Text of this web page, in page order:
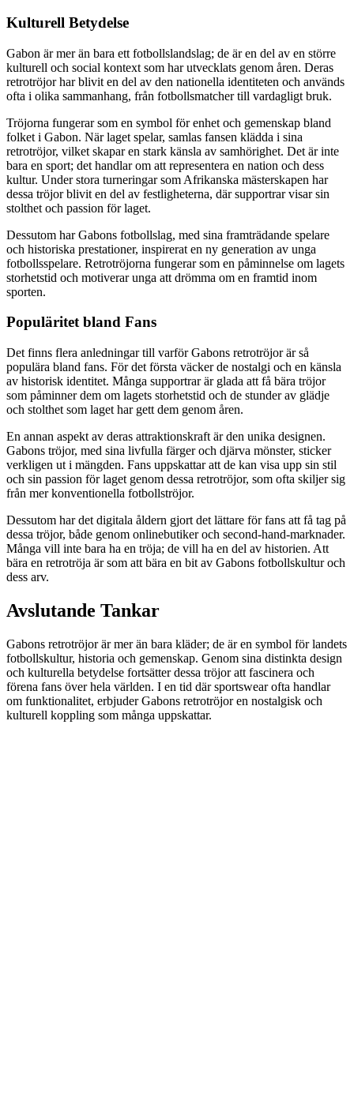
Kulturell Betydelse
Gabon är mer än bara ett fotbollslandslag; de är en del av en större
kulturell och social kontext som har utvecklats genom åren. Deras
retrotröjor har blivit en del av den nationella identiteten och används
ofta i olika sammanhang, från fotbollsmatcher till vardagligt bruk.
Tröjorna fungerar som en symbol för enhet och gemenskap bland
folket i Gabon. När laget spelar, samlas fansen klädda i sina
retrotröjor, vilket skapar en stark känsla av samhörighet. Det är inte
bara en sport; det handlar om att representera en nation och dess
kultur. Under stora turneringar som Afrikanska mästerskapen har
dessa tröjor blivit en del av festligheterna, där supportrar visar sin
stolthet och passion för laget.
Dessutom har Gabons fotbollslag, med sina framträdande spelare
och historiska prestationer, inspirerat en ny generation av unga
fotbollsspelare. Retrotröjorna fungerar som en påminnelse om lagets
storhetstid och motiverar unga att drömma om en framtid inom
sporten.
Populäritet bland Fans
Det finns flera anledningar till varför Gabons retrotröjor är så
populära bland fans. För det första väcker de nostalgi och en känsla
av historisk identitet. Många supportrar är glada att få bära tröjor
som påminner dem om lagets storhetstid och de stunder av glädje
och stolthet som laget har gett dem genom åren.
En annan aspekt av deras attraktionskraft är den unika designen.
Gabons tröjor, med sina livfulla färger och djärva mönster, sticker
verkligen ut i mängden. Fans uppskattar att de kan visa upp sin stil
och sin passion för laget genom dessa retrotröjor, som ofta skiljer sig
från mer konventionella fotbollströjor.
Dessutom har det digitala åldern gjort det lättare för fans att få tag på
dessa tröjor, både genom onlinebutiker och second-hand-marknader.
Många vill inte bara ha en tröja; de vill ha en del av historien. Att
bära en retrotröja är som att bära en bit av Gabons fotbollskultur och
dess arv.
Avslutande Tankar
Gabons retrotröjor är mer än bara kläder; de är en symbol för landets
fotbollskultur, historia och gemenskap. Genom sina distinkta design
och kulturella betydelse fortsätter dessa tröjor att fascinera och
förena fans över hela världen. I en tid där sportswear ofta handlar
om funktionalitet, erbjuder Gabons retrotröjor en nostalgisk och
kulturell koppling som många uppskattar.